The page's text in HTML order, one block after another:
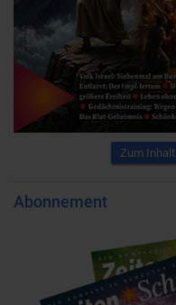
Zum Inhalt
Abonnement